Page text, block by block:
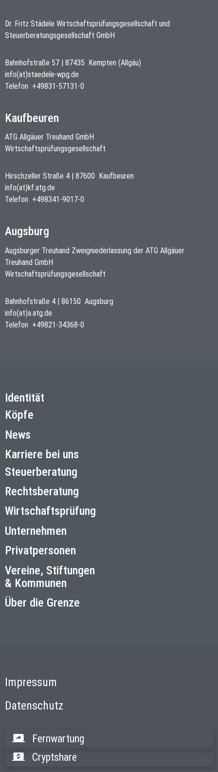
Dr. Fritz Städele Wirtschaftsprüfungsgesellschaft und
Steuerberatungsgesellschaft GmbH
Bahnhofstraße 57 | 87435 Kempten (Allgäu)
info(at)staedele-wpg.de
Telefon +49831-57131-0
Kaufbeuren
ATG Allgäuer Treuhand GmbH
Wirtschaftsprüfungsgesellschaft
Hirschzeller Straße 4 87600
Kaufbeuren
info(at)kf.atg.de
Telefon +498341-9017-0
Augsburg
Augsburger Treuhand Zweigniederlassung der ATG Allgäuer
Treuhand GmbH
Wirtschaftsprüfungsgesellschaft
Bahnhofstraße 4 | 86150 Augsburg
info(at)a.atg.de
Telefon +49821-34368-0
Identität
Köpfe
News
Karriere bei uns
Steuerberatung
Rechtsberatung
Wirtschaftsprüfung
Unternehmen
Privatpersonen
Vereine, Stiftungen
& Kommunen
Über die Grenze
Impressum
Datenschutz
Fernwartung
Cryptshare